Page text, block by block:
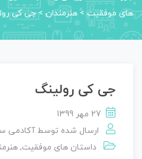
های موفقیت> هنرمندان>جی کی
جی کی رولینگ
27 مهر 1399
ارسال شده توسط آکادمی
داستان‌ های موفقیت,